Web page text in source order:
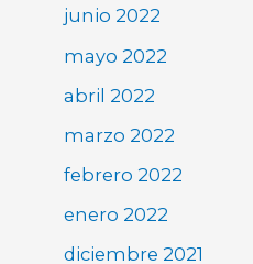
junio 2022
mayo 2022
abril 2022
marzo 2022
febrero 2022
enero 2022
diciembre 2021